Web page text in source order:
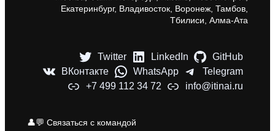
Екатеринбург, Владивосток, Воронеж, Тамбов,
Тбилиси, Алма-Ата
Twitter LinkedIn
GitHub
ВКонтакте
WhatsApp
Telegram
+7 499 112 34 72
info@itinai.ru
👤💬 Связаться с командой